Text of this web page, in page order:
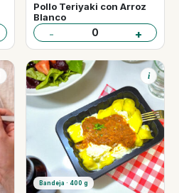
Pollo Teriyaki con Arroz
Blanco
- 0 +
Bandeja · 400 g
i